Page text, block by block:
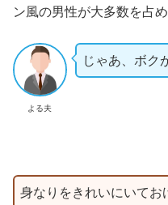
ン風の男性が大多数を占
よる夫
じゃあ、ボク
身なりをきれいにいてお